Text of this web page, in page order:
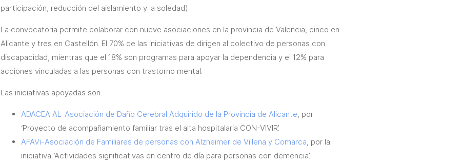
participación, reducción del aislamiento y la soledad).
La convocatoria permite colaborar con nueve asociaciones en la provincia de Valencia, cinco en
Alicante y tres en Castellón. El 70% de las iniciativas de dirigen al colectivo de personas con
discapacidad, mientras que el 18% son programas para apoyar la dependencia y el 12% para
acciones vinculadas a las personas con trastorno mental.
Las iniciativas apoyadas son:
ADACEA AL-Asociación de Daño Cerebral Adquirido de la Provincia de Alicante, por
‘Proyecto de acompañamiento familiar tras el alta hospitalaria CON-VIVIR’.
AFAVi-Asociación de Familiares de personas con Alzheimer de Villena y Comarca, por la
iniciativa ‘Actividades significativas en centro de día para personas con demencia’.